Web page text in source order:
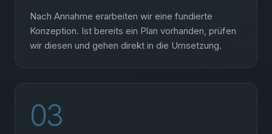
Nach Annahme erarbeiten wir eine fundierte
Konzeption. Ist bereits ein Plan vorhanden, prüfen
wir diesen und gehen direkt in die Umsetzung.
03